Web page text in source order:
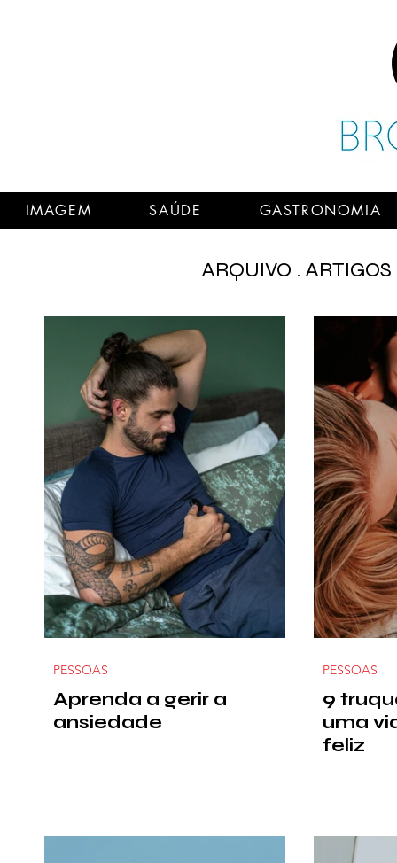
IMAGEM SAÚDE GASTRONOMIA
ARQUIVO .
Aprenda a gerir a
ansiedade
PESSOAS
9
uma
feliz
PESSOAS